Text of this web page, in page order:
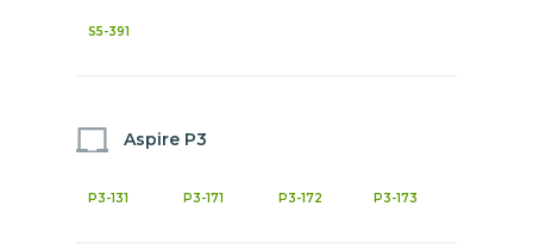
S5-391
Aspire P3
P3-131 P3-171 P3-172 P3-173